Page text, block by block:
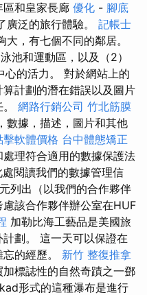
和皇家長廊 優化 - 腳底
廣泛的旅行體驗。 記帳士
，有七個不同的鄰居。
池和運動區，以及（2）
心的活力。 對於網站上的
計劃的潛在錯誤以及圖片
網路行銷公司 竹北筋膜
數據，描述，圖片和其他
擊軟體價格 台中體態矯正
理符合適用的數據保護法
閱讀我們的數據管理信
列出（以我們的合作夥伴
該合作夥伴辦公室在HUF
加勒比海工藝品是美國旅
劃。 這一天可以保證在
的經歷。 新竹 整復推拿
標誌性的自然奇蹟之一鄧
形式的這種瀑布是進行